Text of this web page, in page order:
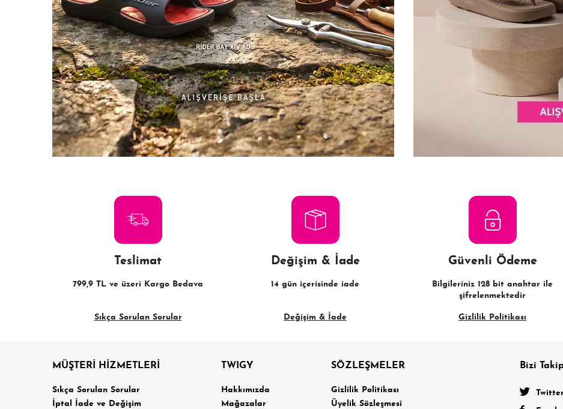
Teslimat
799,9 TL ve üzeri Kargo Bedava
Sıkça Sorulan Sorular
Değişim & İade
14 gün içerisinde iade
Değişim & İade
Güvenli Ödeme
Bilgileriniz 128 bit anahtar ile
şifrelenmektedir
Gizlilik Politikası
MÜŞTERİ HİZMETLERİ
Sıkça Sorulan Sorular
İptal İade ve Değişim
TWIGY
Hakkımızda
Mağazalar
SÖZLEŞMELER
Gizlilik Politikası
Üyelik Sözleşmesi
Bizi